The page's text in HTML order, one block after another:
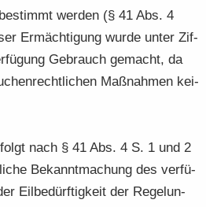
wer­den (§ 41 Abs. 4
Er­mäch­ti­gung wurde unter Zif­
Ge­brauch ge­macht, da
Maß­nah­men kei­
nach § 41 Abs. 4 S. 1 und 2
Be­kannt­ma­chung des ver­fü­
Eil­be­dürf­tig­keit der Re­ge­lun­